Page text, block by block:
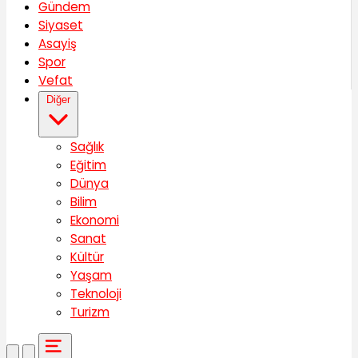
Gündem
Siyaset
Asayiş
Spor
Vefat
Diğer
Sağlık
Eğitim
Dünya
Bilim
Ekonomi
Sanat
Kültür
Yaşam
Teknoloji
Turizm